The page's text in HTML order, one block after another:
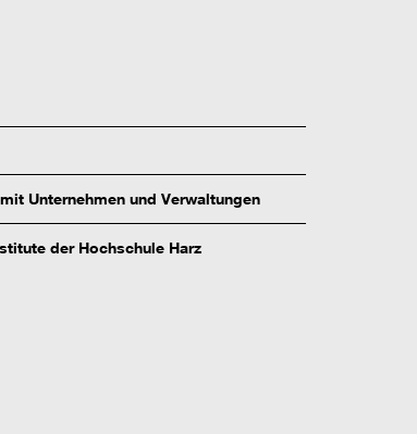
Unternehmen und Verwaltungen
der Hochschule Harz